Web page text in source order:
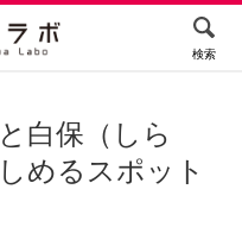
検索
白保（しら
めるスポット